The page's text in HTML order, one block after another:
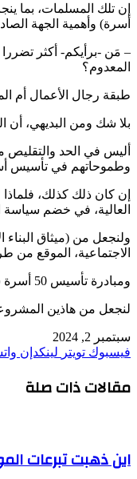
أسرة) وأهمية الجهة
– مَن -برأيكم- أكثر تضررا
المعدوم؟
طبقة رجال الأعمال أم
بلا شك ومن البديهي، أن
أليس في الحد والتقليص
وطموحاتهم في تأسيس
إن كان ذلك كذلك، فلماذا
العالية، في خضم سياسة
ولنجعل من (ميثاق
الاجتماعية، الموقع من طرف
ومبادرة تأسيس 50 أسرة شبابية، بمعايير عقلانية ومتحضرة.
لنجعل من هاذين
سبتمبر 2, 2024
فيسبوك تويتر لينكدإن
مقالات ذات صلة
اين ذهبت تبرعات